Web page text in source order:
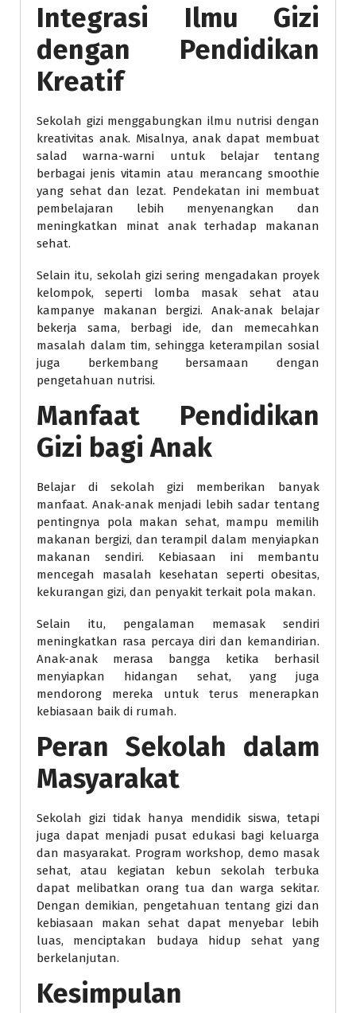
Integrasi Ilmu Gizi
dengan Pendidikan
Kreatif
Sekolah gizi menggabungkan ilmu nutrisi dengan
kreativitas anak. Misalnya, anak dapat membuat
salad warna-warni untuk belajar tentang
berbagai jenis vitamin atau merancang smoothie
yang sehat dan lezat. Pendekatan ini membuat
pembelajaran lebih menyenangkan dan
meningkatkan minat anak terhadap makanan
sehat.
Selain itu, sekolah gizi sering mengadakan proyek
kelompok, seperti lomba masak sehat atau
kampanye makanan bergizi. Anak-anak belajar
bekerja sama, berbagi ide, dan memecahkan
masalah dalam tim, sehingga keterampilan sosial
juga berkembang bersamaan dengan
pengetahuan nutrisi.
Manfaat Pendidikan
Gizi bagi Anak
Belajar di sekolah gizi memberikan banyak
manfaat. Anak-anak menjadi lebih sadar tentang
pentingnya pola makan sehat, mampu memilih
makanan bergizi, dan terampil dalam menyiapkan
makanan sendiri. Kebiasaan ini membantu
mencegah masalah kesehatan seperti obesitas,
kekurangan gizi, dan penyakit terkait pola makan.
Selain itu, pengalaman memasak sendiri
meningkatkan rasa percaya diri dan kemandirian.
Anak-anak merasa bangga ketika berhasil
menyiapkan hidangan sehat, yang juga
mendorong mereka untuk terus menerapkan
kebiasaan baik di rumah.
Peran Sekolah dalam
Masyarakat
Sekolah gizi tidak hanya mendidik siswa, tetapi
juga dapat menjadi pusat edukasi bagi keluarga
dan masyarakat. Program workshop, demo masak
sehat, atau kegiatan kebun sekolah terbuka
dapat melibatkan orang tua dan warga sekitar.
Dengan demikian, pengetahuan tentang gizi dan
kebiasaan makan sehat dapat menyebar lebih
luas, menciptakan budaya hidup sehat yang
berkelanjutan.
Kesimpulan